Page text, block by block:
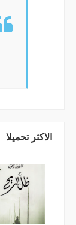
الاكثر تحميلا